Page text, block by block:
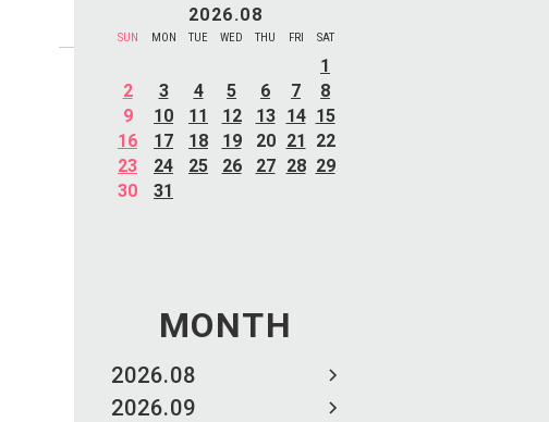
2026.08
SUN MON TUE WED THU FRI SAT
1
2
3 4 5 6 7
8
9
10 11 12 13 14 15
16
17 18 19 20 21
22
23
24 25 26 27 28 29
30
31
MONTH
2026.08
2026.09